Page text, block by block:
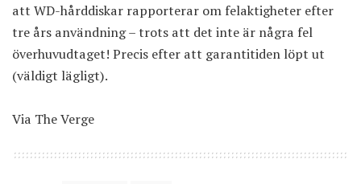
att WD-hårddiskar rapporterar om felaktigheter efter
tre års användning – trots att det inte är några fel
överhuvudtaget! Precis efter att garantitiden löpt ut
(väldigt lägligt).
Via The Verge